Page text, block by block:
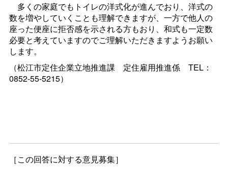
多くの家庭でもトイレの洋式化が進んでおり、洋式の
数を増やしていくことも理解できますが、一方で他人の
座った便座に拒否感を示される方もおり、和式も一定数
必要と考えていますのでご理解いただきますようお願い
します。
（松江市定住企業立地推進課 定住雇用推進係 TEL：
0852-55-5215）
［この回答に対する意見募集］